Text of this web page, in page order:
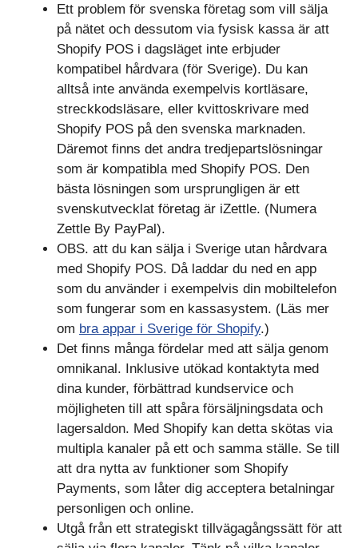
Ett problem för svenska företag som vill sälja
på nätet och dessutom via fysisk kassa är att
Shopify POS i dagsläget inte erbjuder
kompatibel hårdvara (för Sverige). Du kan
alltså inte använda exempelvis kortläsare,
streckkodsläsare, eller kvittoskrivare med
Shopify POS på den svenska marknaden.
Däremot finns det andra tredjepartslösningar
som är kompatibla med Shopify POS. Den
bästa lösningen som ursprungligen är ett
svenskutvecklat företag är iZettle. (Numera
Zettle By PayPal).
OBS. att du kan sälja i Sverige utan hårdvara
med Shopify POS. Då laddar du ned en app
som du använder i exempelvis din mobiltelefon
som fungerar som en kassasystem. (Läs mer
om bra appar i Sverige för Shopify.)
Det finns många fördelar med att sälja genom
omnikanal. Inklusive utökad kontaktyta med
dina kunder, förbättrad kundservice och
möjligheten till att spåra försäljningsdata och
lagersaldon. Med Shopify kan detta skötas via
multipla kanaler på ett och samma ställe. Se till
att dra nytta av funktioner som Shopify
Payments, som låter dig acceptera betalningar
personligen och online.
Utgå från ett strategiskt tillvägagångssätt för att